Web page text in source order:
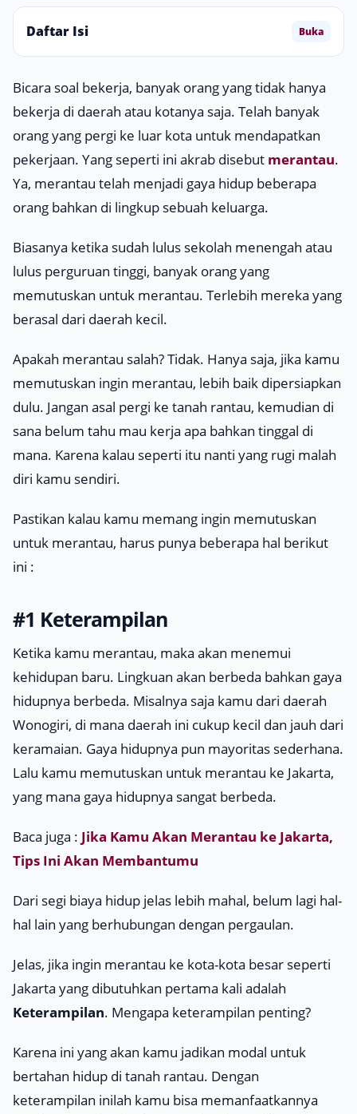
Daftar Isi Buka
Bicara soal bekerja, banyak orang yang tidak hanya
bekerja di daerah atau kotanya saja. Telah banyak
orang yang pergi ke luar kota untuk mendapatkan
pekerjaan. Yang seperti ini akrab disebut merantau.
Ya, merantau telah menjadi gaya hidup beberapa
orang bahkan di lingkup sebuah keluarga.
Biasanya ketika sudah lulus sekolah menengah atau
lulus perguruan tinggi, banyak orang yang
memutuskan untuk merantau. Terlebih mereka yang
berasal dari daerah kecil.
Apakah merantau salah? Tidak. Hanya saja, jika kamu
memutuskan ingin merantau, lebih baik dipersiapkan
dulu. Jangan asal pergi ke tanah rantau, kemudian di
sana belum tahu mau kerja apa bahkan tinggal di
mana. Karena kalau seperti itu nanti yang rugi malah
diri kamu sendiri.
Pastikan kalau kamu memang ingin memutuskan
untuk merantau, harus punya beberapa hal berikut
ini :
#1 Keterampilan
Ketika kamu merantau, maka akan menemui
kehidupan baru. Lingkuan akan berbeda bahkan gaya
hidupnya berbeda. Misalnya saja kamu dari daerah
Wonogiri, di mana daerah ini cukup kecil dan jauh dari
keramaian. Gaya hidupnya pun mayoritas sederhana.
Lalu kamu memutuskan untuk merantau ke Jakarta,
yang mana gaya hidupnya sangat berbeda.
Baca juga : Jika Kamu Akan Merantau ke Jakarta,
Tips Ini Akan Membantumu
Dari segi biaya hidup jelas lebih mahal, belum lagi hal-
hal lain yang berhubungan dengan pergaulan.
Jelas, jika ingin merantau ke kota-kota besar seperti
Jakarta yang dibutuhkan pertama kali adalah
Keterampilan. Mengapa keterampilan penting?
Karena ini yang akan kamu jadikan modal untuk
bertahan hidup di tanah rantau. Dengan
keterampilan inilah kamu bisa memanfaatkannya